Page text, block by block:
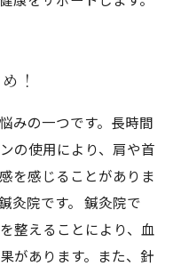
！
みの一つです。長時間
の使用により、肩や首
を感じることがありま
灸院です。 鍼灸院で
整えることにより、血
があります。また、針